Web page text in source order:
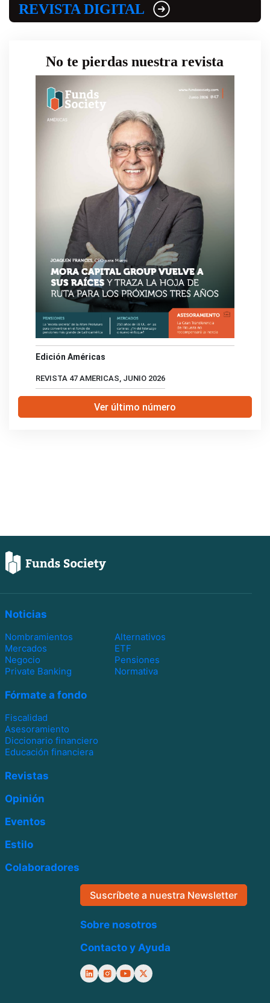
REVISTA DIGITAL
No te pierdas nuestra revista
Edición Américas
REVISTA 47 AMERICAS, JUNIO 2026
Ver último número
Noticias
Nombramientos
Alternativos
Mercados
ETF
Negocio
Pensiones
Private Banking
Normativa
Fórmate a fondo
Fiscalidad
Asesoramiento
Diccionario financiero
Educación financiera
Revistas
Opinión
Eventos
Estilo
Colaboradores
Suscríbete a nuestra Newsletter
Sobre nosotros
Contacto y Ayuda